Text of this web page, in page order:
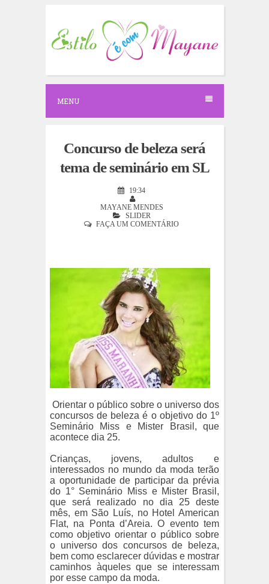
c
o
e
MENU
Concurso de beleza será
tema de seminário em SL
19:34
MAYANE MENDES
SLIDER
FAÇA UM COMENTÁRIO
Orientar o público sobre o universo dos
concursos de beleza é o objetivo do 1º
Seminário Miss e Mister Brasil, que
acontece dia 25.
Crianças, jovens, adultos e
interessados no mundo da moda terão
a oportunidade de participar da prévia
do 1° Seminário Miss e Mister Brasil,
que será realizado no dia 25 deste
mês, em São Luís, no Hotel American
Flat, na Ponta d’Areia. O evento tem
como objetivo orientar o público sobre
o universo dos concursos de beleza,
bem como esclarecer dúvidas e mostrar
caminhos àqueles que se interessam
por esse campo da moda.